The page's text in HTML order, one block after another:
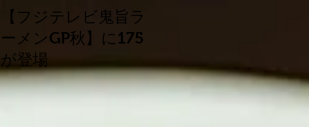
【フジテレビ鬼旨ラ
ーメンGP秋】に175
が登場